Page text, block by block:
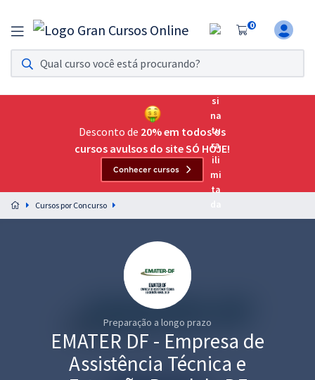
0
Assinatura Ilimitada 11
Acesso a todos os cursos. Teste grátis por 7 dias!
Assinatura OAB Até Passar
Acesso ilimitado a toda preparação para o Exame da
Preparação completa e intensiva para as principais
residências em saúde do Brasil
Desconto de 20% em todos os
cursos avulsos do site SÓ HOJE!
Conhecer cursos
Cursos por Concurso
Preparação a longo prazo
EMATER DF - Empresa de
Assistência Técnica e